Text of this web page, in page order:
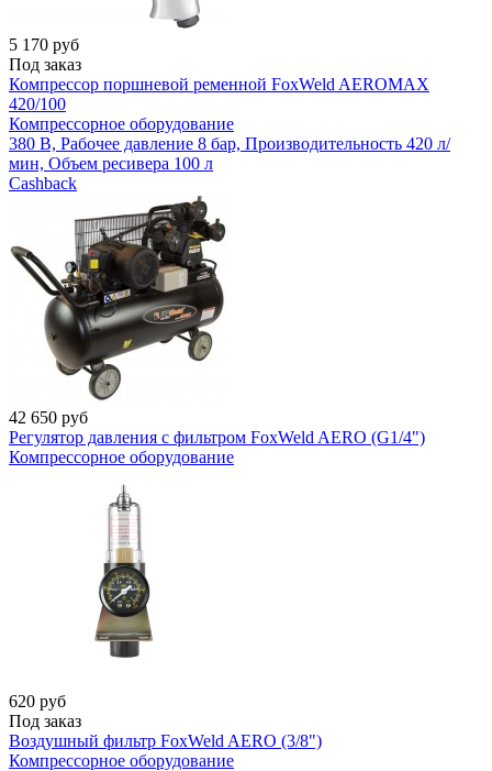
5 170 руб
Под заказ
Компрессор поршневой ременной FoxWeld AEROMAX
420/100
Компрессорное оборудование
380 В, Рабочее давление 8 бар, Производительность 420 л/
мин, Объем ресивера 100 л
Cashback
42 650 руб
Регулятор давления с фильтром FoxWeld AERO (G1/4")
Компрессорное оборудование
620 руб
Под заказ
Воздушный фильтр FoxWeld AERO (3/8")
Компрессорное оборудование